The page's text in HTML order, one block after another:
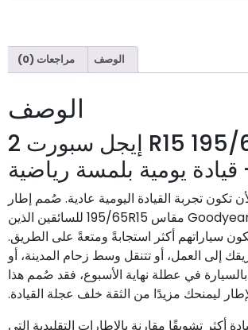
الوصف مراجعات (0)
الوصف
جوديير 195/65 R15 إيجل سبورت 2
قيادة يومية بلمسة رياضية
تكون تجربة القيادة اليومية عادية. صُمم إطار
Goodyear Eagle Sport 2 مقاس 195/65R15 للسائقين الذين
سياراتهم أكثر استجابةً ومتعةً على الطريق.
إلى العمل، أو تتنقل وسط زحام المدينة، أو
في عطلة نهاية الأسبوع، فقد صُمم هذا
ليمنحك مزيدًا من الثقة خلف عجلة القيادة.
أكثر تشويقًا مقارنة بالإطارات التقليدية التي